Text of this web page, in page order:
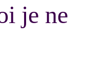
je ne